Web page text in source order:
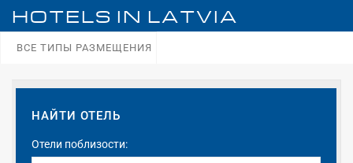
HOTELS IN LATVIA
ВСЕ ТИПЫ РАЗМЕЩЕНИЯ
НАЙТИ ОТЕЛЬ
Отели поблизости: